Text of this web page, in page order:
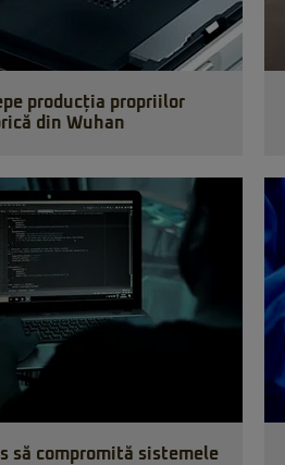
producția propriilor
din Wuhan
să compromită sistemele